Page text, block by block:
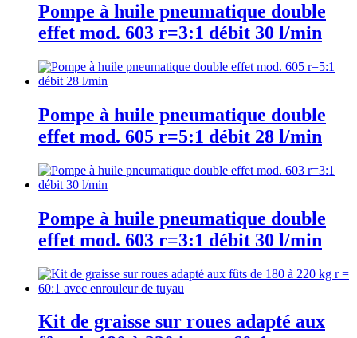
Pompe à huile pneumatique double
effet mod. 603 r=3:1 débit 30 l/min
Pompe à huile pneumatique double
effet mod. 605 r=5:1 débit 28 l/min
Pompe à huile pneumatique double
effet mod. 603 r=3:1 débit 30 l/min
Kit de graisse sur roues adapté aux